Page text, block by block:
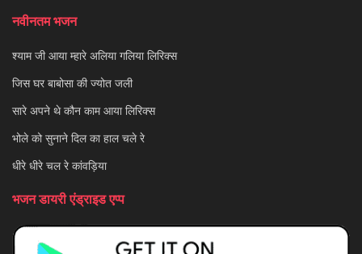
नवीनतम भजन
श्याम जी आया म्हारे अलिया गलिया लिरिक्स
जिस घर बाबोसा की ज्योत जली
सारे अपने थे कौन काम आया लिरिक्स
भोले को सुनाने दिल का हाल चले रे
धीरे धीरे चल रे कांवड़िया
भजन डायरी एंड्राइड एप्प